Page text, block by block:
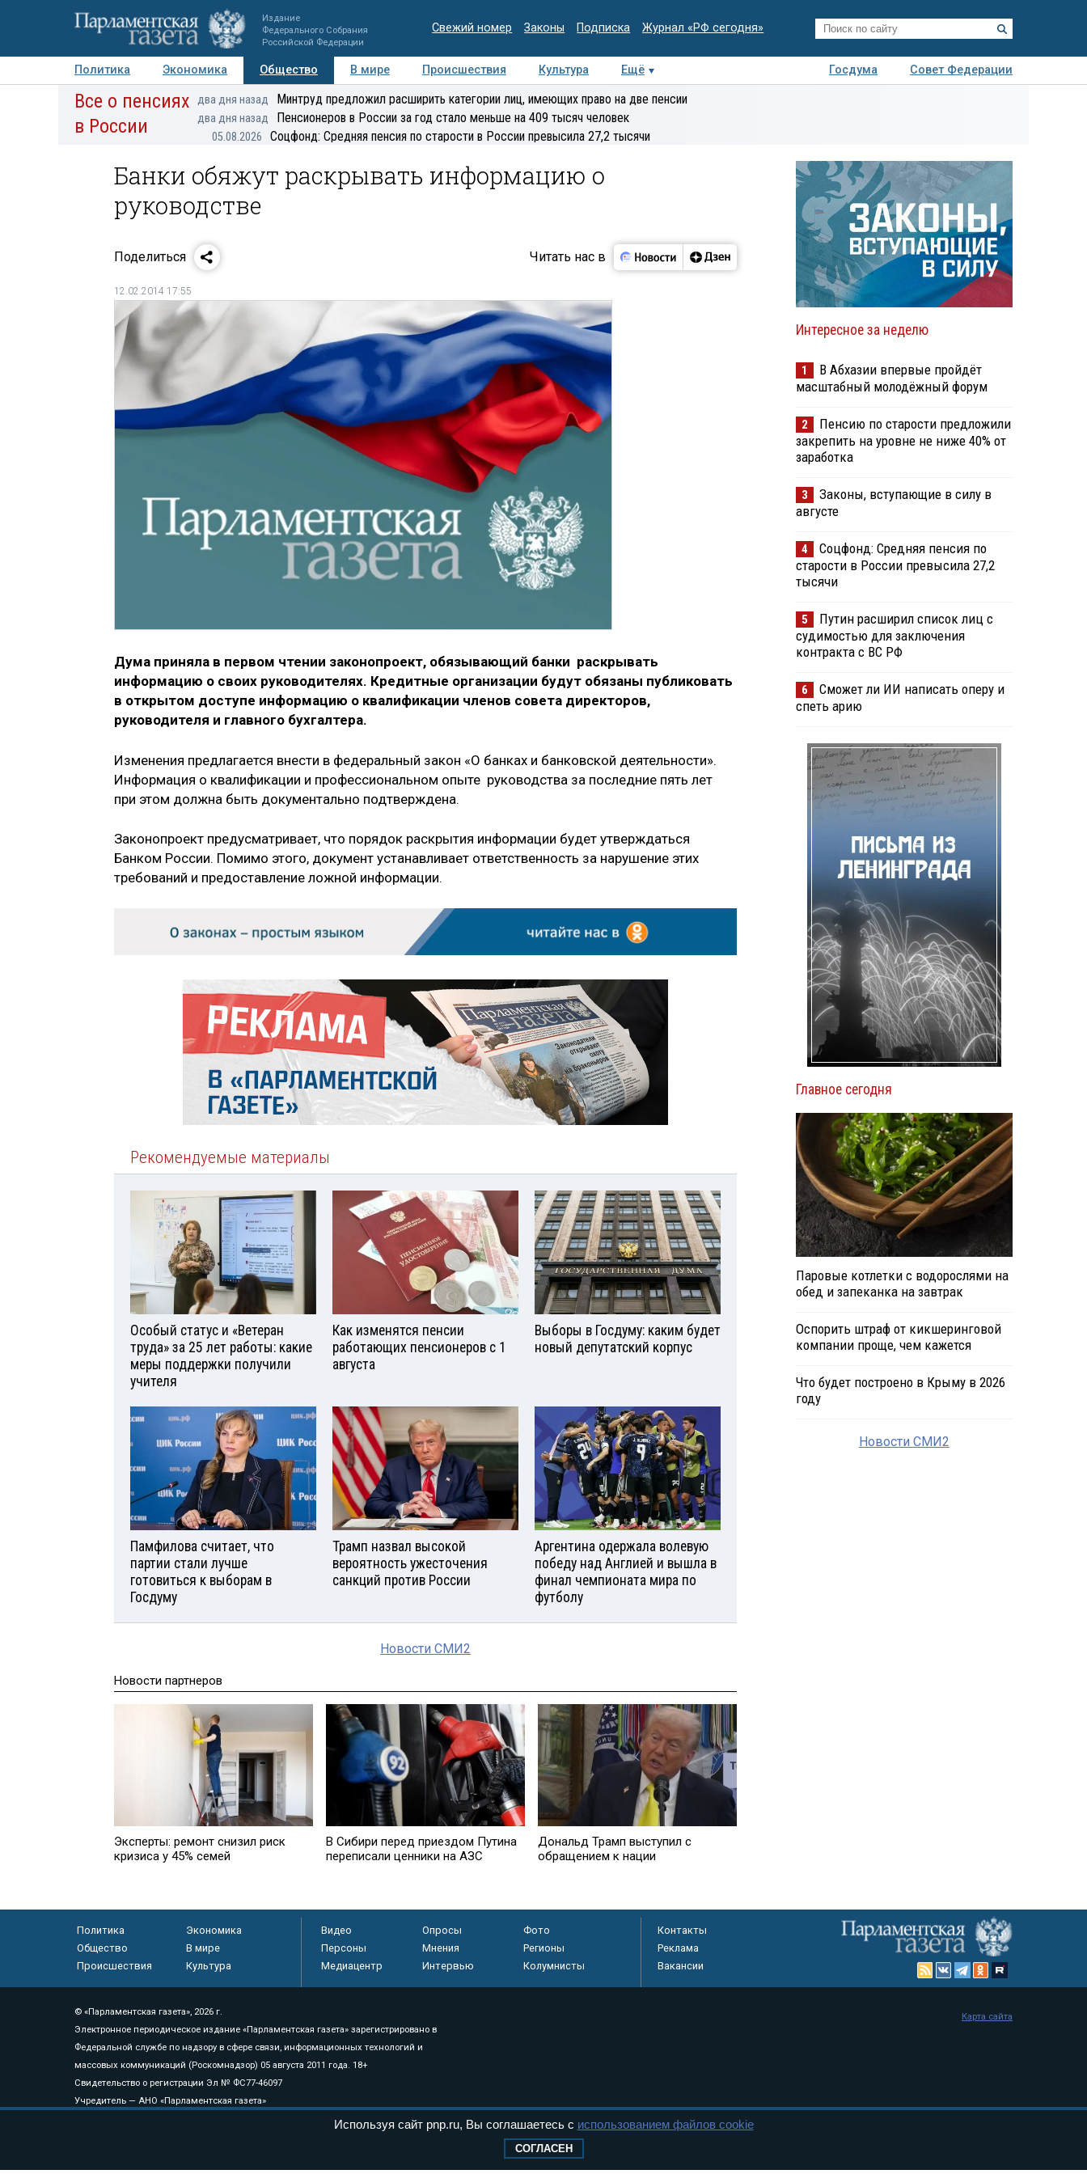
Издание
Федерального Собрания
Российской Федерации
Свежий номер Законы Подписка Журнал «РФ сегодня»
Политика Экономика Общество В мире Происшествия Культура Ещё Госдума
Совет Федерации
Авторы Персоны Мнения Регионы Медиацентр Интервью Колумнисты
Деловая
Все о пенсиях
в России
два дня назад Минтруд предложил расширить категории лиц, имеющих право на две пенсии
два дня назад Пенсионеров в России за год стало меньше на 409 тысяч человек
05.08.2026 Соцфонд: Средняя пенсия по старости в России превысила 27,2 тысячи
Банки обяжут раскрывать информацию о
руководстве
Поделиться Читать нас в
12.02.2014 17:55
Дума приняла в первом чтении законопроект, обязывающий банки раскрывать
информацию о своих руководителях. Кредитные организации будут обязаны публиковать
в открытом доступе информацию о квалификации членов совета директоров,
руководителя и главного бухгалтера.
Изменения предлагается внести в федеральный закон «О банках и банковской деятельности».
Информация о квалификации и профессиональном опыте руководства за последние пять лет
при этом должна быть документально подтверждена.
Законопроект предусматривает, что порядок раскрытия информации будет утверждаться
Банком России. Помимо этого, документ устанавливает ответственность за нарушение этих
требований и предоставление ложной информации.
Рекомендуемые материалы
Особый статус и «Ветеран
труда» за 25 лет работы: какие
меры поддержки получили
учителя
Как изменятся пенсии
работающих пенсионеров с 1
августа
Выборы в Госдуму: каким будет
новый депутатский корпус
Памфилова считает, что
партии стали лучше
готовиться к выборам в
Госдуму
Трамп назвал высокой
вероятность ужесточения
санкций против России
Аргентина одержала волевую
победу над Англией и вышла в
финал чемпионата мира по
футболу
Новости СМИ2
Новости партнеров
Эксперты: ремонт снизил риск
кризиса у 45% семей
В Сибири перед приездом Путина
переписали ценники на АЗС
Дональд Трамп выступил с
обращением к нации
Интересное за неделю
1
В Абхазии впервые пройдёт
масштабный молодёжный форум
2
Пенсию по старости предложили
закрепить на уровне не ниже 40% от
заработка
3
Законы, вступающие в силу в
августе
4
Соцфонд: Средняя пенсия по
старости в России превысила 27,2
тысячи
5
Путин расширил список лиц с
судимостью для заключения
контракта с ВС РФ
6
Сможет ли ИИ написать оперу и
спеть арию
Главное сегодня
Паровые котлетки с водорослями на
обед и запеканка на завтрак
Оспорить штраф от кикшеринговой
компании проще, чем кажется
Что будет построено в Крыму в 2026
году
Новости СМИ2
Политика
Экономика
Общество
В мире
Происшествия
Культура
Видео Опросы
Фото
Персоны
Мнения
Регионы
Медиацентр
Интервью Колумнисты
Контакты
Реклама
Вакансии
© «Парламентская газета», 2026 г.
Электронное периодическое издание «Парламентская газета» зарегистрировано в
Федеральной службе по надзору в сфере связи, информационных технологий и
массовых коммуникаций (Роскомнадзор) 05 августа 2011 года. 18+
Свидетельство о регистрации Эл № ФС77-46097
Учредитель — АНО «Парламентская газета»
Исполняющий обязанности главного редактора — Абдуллаев М.Р.
«Парламентская газета» - официальное еженедельное издание Федерального Собрания РФ. Издается с 1997 года. Учредители газеты - Государственная Дума и Совет Федерации РФ. Официальный публикатор
Карта сайта
Используя сайт pnp.ru, Вы соглашаетесь с использованием файлов cookie
СОГЛАСЕН